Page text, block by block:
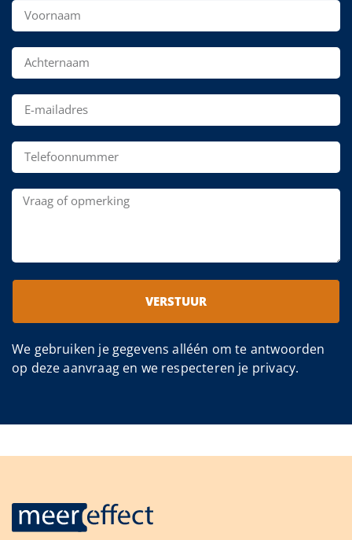
VERSTUUR
We gebruiken je gegevens alléén om te antwoorden
op deze aanvraag en we respecteren je privacy.